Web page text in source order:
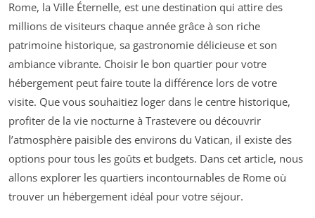
Rome, la Ville Éternelle, est une destination qui attire des
millions de visiteurs chaque année grâce à son riche
patrimoine historique, sa gastronomie délicieuse et son
ambiance vibrante. Choisir le bon quartier pour votre
hébergement peut faire toute la différence lors de votre
visite. Que vous souhaitiez loger dans le centre historique,
profiter de la vie nocturne à Trastevere ou découvrir
l’atmosphère paisible des environs du Vatican, il existe des
options pour tous les goûts et budgets. Dans cet article, nous
allons explorer les quartiers incontournables de Rome où
trouver un hébergement idéal pour votre séjour.